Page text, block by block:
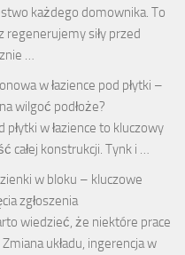
każdego domownika. To
regenerujemy siły przed
…
w łazience pod płytki –
wilgoć podłoże?
w łazience to kluczowy
całej konstrukcji. Tynk i …
w bloku – kluczowe
zgłoszenia
wiedzieć, że niektóre prace
układu, ingerencja w